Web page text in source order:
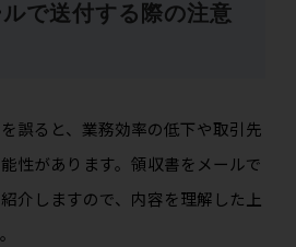
で送付する際の注意
誤ると、業務効率の低下や取引先
性があります。領収書をメールで
介しますので、内容を理解した上